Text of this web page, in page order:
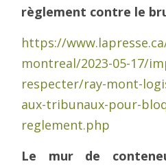
règlement contre le
https://
montreal/2023-05-17/
respecter/ray-mont-
aux-tribunaux-pour-
reglement.php
Le mur de